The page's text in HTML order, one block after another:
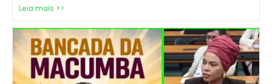
Leia mais >>